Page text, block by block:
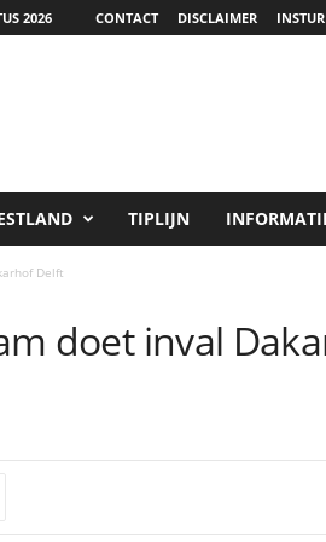
2026 CONTACT DISCLAIMER
TIPLIJN
Delft
doet inval